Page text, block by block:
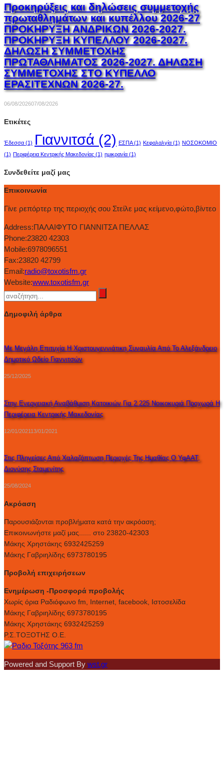
Προκηρύξεις και δηλώσεις συμμετοχής
πρωταθλημάτων και κυπέλλου 2026-27
ΠΡΟΚΗΡΥΞΗ ΑΝΔΡΙΚΩΝ 2026-2027.
ΠΡΟΚΗΡΥΞΗ ΚΥΠΕΛΛΟΥ 2026-2027.
ΔΗΛΩΣΗ ΣΥΜΜΕΤΟΧΗΣ
ΠΡΩΤΑΘΛΗΜΑΤΟΣ 2026-2027. ΔΗΛΩΣΗ
ΣΥΜΜΕΤΟΧΗΣ ΣΤΟ ΚΥΠΕΛΛΟ
ΕΡΑΣΙΤΕΧΝΩΝ 2026-27.
06/08/202607/08/2026
Ετικέτες
Έδεσσα (1) Γιαννιτσά (2) ΕΣΠΑ(1) Κεφαλαλγία (1) ΝΟΣΟΚΟΜΙΟ
(1) Περιφέρεια Κεντρικής Μακεδονίας (1) ημικρανία (1)
Συνδεθείτε μαζί μας
Επικοινωνία
Γίνε ρεπόρτερ της περιοχής σου Στείλε μας κείμενο,φώτο,βίντεο
Address:ΠΑΛΑΙΦΥΤΟ ΓΙΑΝΝΙΤΣΑ ΠΕΛΛΑΣ
Phone:23820 42303
Mobile:6978096551
Fax:23820 42799
Email:radio@toxotisfm.gr
Website:www.toxotisfm.gr
Δημοφιλή άρθρα
Με Μεγάλη Επιτυχία Η Χριστουγεννιάτικη Συναυλία Από Το Αλεξάνδρειο
Δημοτικό Ωδείο Γιαννιτσών
25/12/2025
Στην Ενεργειακή Αναβάθμιση Κατοικιών Για 2.225 Νοικοκυριά Προχωρά Η
Περιφέρεια Κεντρικής Μακεδονίας
12/01/202113/01/2021
Στις Πληγείσες Από Χαλαζόπτωση Περιοχές Της Ημαθίας Ο ΥφΑΑΤ,
Διονύσης Σταμενίτης
25/08/2024
Ακρόαση
Παρουσιάζονται προβλήματα κατά την ακρόαση;
Επικοινωνήστε μαζί μας...... στο 23820-42303
Μάκης Χρηστάκης 6932425259
Μάκης Γαβριηλίδης 6973780195
Προβολή επιχειρήσεων
Ενημέρωση -Προσφορά προβολής
Xωρίς όρια Ραδιόφωνο fm, Internet, facebook, Ιστοσελίδα
Μάκης Γαβριηλίδης 6973780195
Μάκης Χρηστάκης 6932425259
Ρ.Σ.ΤΟΞΟΤΗΣ Ο.Ε.
Powered and Support By wst.gr